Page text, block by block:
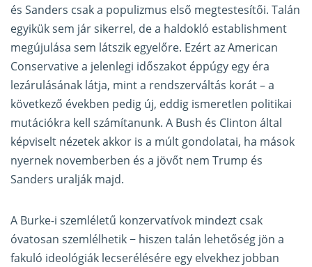
és Sanders csak a populizmus első megtestesítői. Talán
egyikük sem jár sikerrel, de a haldokló establishment
megújulása sem látszik egyelőre. Ezért az American
Conservative a jelenlegi időszakot éppúgy egy éra
lezárulásának látja, mint a rendszerváltás korát–a
következő években pedig új, eddig ismeretlen politikai
mutációkra kell számítanunk. A Bush és Clinton által
képviselt nézetek akkor is a múlt gondolatai, ha mások
nyernek novemberben és a jövőt nem Trump és
Sanders uralják majd.
A Burke-i szemléletű konzervatívok mindezt csak
óvatosan szemlélhetik − hiszen talán lehetőség jön a
fakuló ideológiák lecserélésére egy elvekhez jobban